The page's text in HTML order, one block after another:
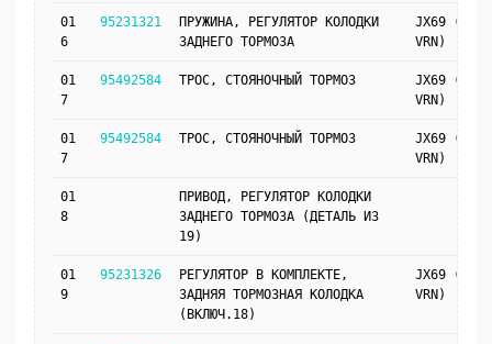
01
6
95231321
ПРУЖИНА, РЕГУЛЯТОР КОЛОДКИ
ЗАДНЕГО ТОРМОЗА
JX69 (JM4,
VRN)
01
7
95492584 ТРОС, СТОЯНОЧНЫЙ ТОРМОЗ
JX69 (J41,
VRN)
01
7
95492584 ТРОС, СТОЯНОЧНЫЙ ТОРМОЗ
JX69 (JM4,
VRN)
01
8
ПРИВОД, РЕГУЛЯТОР КОЛОДКИ
ЗАДНЕГО ТОРМОЗА (ДЕТАЛЬ ИЗ
19)
01
9
95231326
РЕГУЛЯТОР В КОМПЛЕКТЕ,
ЗАДНЯЯ ТОРМОЗНАЯ КОЛОДКА
(ВКЛЮЧ.18)
JX69 (J41,
VRN)